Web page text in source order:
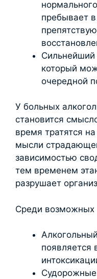
пребывает
Сильнейший
который
очередной
У больных
становится
время тратятся
мысли
зависимостью
тем временем
разрушает
Среди возможных
появляется